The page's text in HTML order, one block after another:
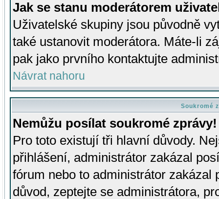
Jak se stanu moderátorem
Uživatelské skupiny jsou původně
také ustanovit moderátora. Máte-li
pak jako prvního kontaktujte
Návrat nahoru
Soukromé
Nemůžu posílat soukromé zprávy!
Pro toto existují tři hlavní důvody.
přihlášení, administrátor zakázal
fórum nebo to administrátor zakázal
důvod, zeptejte se administrátora,